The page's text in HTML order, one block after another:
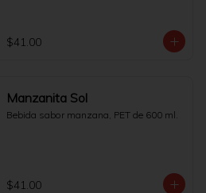
$41.00
Manzanita Sol
Bebida sabor manzana, PET de 600 ml.
$41.00